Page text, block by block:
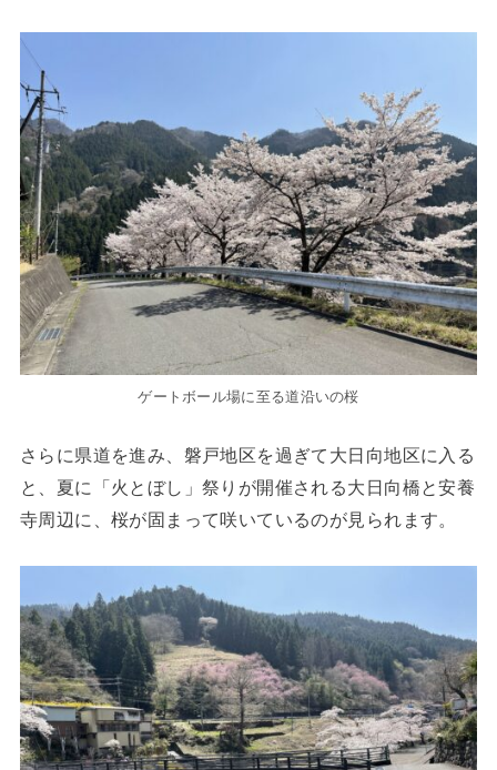
ゲートボール場に至る道沿いの桜
さらに県道を進み、磐戸地区を過ぎて大日向地区に入る
と、夏に「火とぼし」祭りが開催される大日向橋と安養
寺周辺に、桜が固まって咲いているのが見られます。